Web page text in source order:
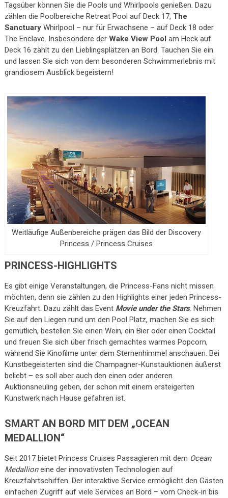
Tagsüber können Sie die Pools und Whirlpools genießen. Dazu
zählen die Poolbereiche Retreat Pool auf Deck 17, The
SanctuaryWhirlpool – nur für Erwachsene – auf Deck 18 oder
The Enclave. Insbesondere der Wake View Pool am Heck auf
Deck 16 zählt zu den Lieblingsplätzen an Bord. Tauchen Sie ein
und lassen Sie sich von dem besonderen Schwimmerlebnis mit
grandiosem Ausblick begeistern!
Weitläufige Außenbereiche prägen das Bild der Discovery
Princess / Princess Cruises
PRINCESS-HIGHLIGHTS
Es gibt einige Veranstaltungen, die Princess-Fans nicht missen
möchten, denn sie zählen zu den Highlights einer jeden Princess-
Kreuzfahrt. Dazu zählt das EventMovie under the Stars. Nehmen
Sie auf den Liegen rund um den Pool Platz, machen Sie es sich
gemütlich, bestellen Sie einen Wein, ein Bier oder einen Cocktail
und freuen Sie sich über frisch gemachtes warmes Popcorn,
während Sie Kinofilme unter dem Sternenhimmel anschauen. Bei
Kunstbegeisterten sind die Champagner-Kunstauktionen äußerst
beliebt – es soll aber auch den einen oder anderen
Auktionsneuling geben, der schon mit einem ersteigerten
Kunstwerk nach Hause gefahren ist.
SMART AN BORD MIT DEM „OCEAN
MEDALLION“
Seit 2017 bietet Princess Cruises Passagieren mit dem Ocean
Medallioneine der innovativsten Technologien auf
Kreuzfahrtschiffen. Der interaktive Service ermöglicht den Gästen
einfachen Zugriff auf viele Services an Bord – vom Check-in bis